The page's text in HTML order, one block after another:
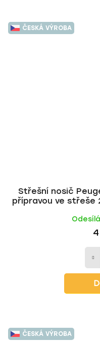
ČESKÁ VÝROBA
Střešní nosič
přípravou ve střeše
ČESKÁ VÝROBA